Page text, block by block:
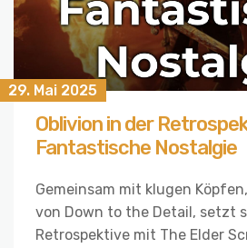
29. Mai 2025
Oblivion in der
Fantastische Nostalgie
Gemeinsam mit klugen
von Down to the Detail, setzt
Retrospektive mit The Elder